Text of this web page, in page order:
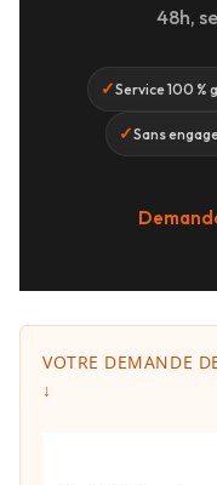
48h,
✓Service 100 %
✓Sans
VOTRE DEMANDE
↓